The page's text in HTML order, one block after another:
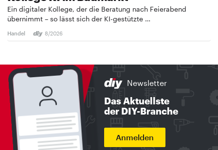
Ein digitaler Kollege, der die Beratung nach Feierabend
übernimmt – so lässt sich der KI-gestützte …
Handel 8/2026
Newsletter
Das Aktuellste
der DIY-Branche
Anmelden